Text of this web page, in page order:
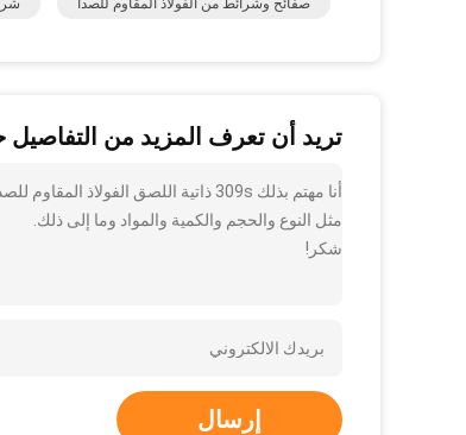
صفائح وشرائط من الفولاذ المقاوم للصدأ
تريد أن تعرف المزيد من التفاصيل
مثل النوع والحجم والكمية والمواد وما إلى ذلك.
شكر!
إرسال